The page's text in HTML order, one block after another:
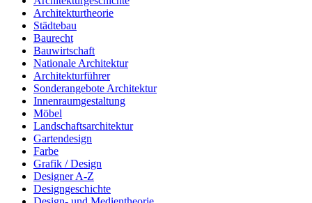
Architekturtheorie
Städtebau
Baurecht
Bauwirtschaft
Nationale Architektur
Architekturführer
Sonderangebote Architektur
Innenraumgestaltung
Möbel
Landschaftsarchitektur
Gartendesign
Farbe
Grafik / Design
Designer A-Z
Designgeschichte